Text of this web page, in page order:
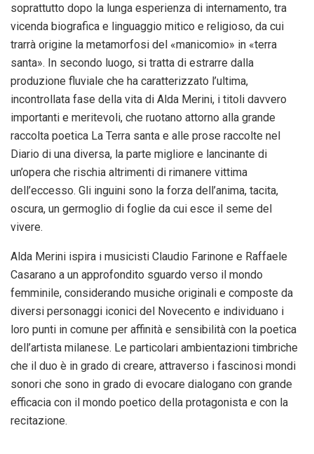
soprattutto dopo la lunga esperienza di internamento, tra
vicenda biografica e linguaggio mitico e religioso, da cui
trarrà origine la metamorfosi del «manicomio» in «terra
santa». In secondo luogo, si tratta di estrarre dalla
produzione fluviale che ha caratterizzato l’ultima,
incontrollata fase della vita di Alda Merini, i titoli davvero
importanti e meritevoli, che ruotano attorno alla grande
raccolta poetica La Terra santa e alle prose raccolte nel
Diario di una diversa, la parte migliore e lancinante di
un’opera che rischia altrimenti di rimanere vittima
dell’eccesso. Gli inguini sono la forza dell’anima, tacita,
oscura, un germoglio di foglie da cui esce il seme del
vivere.
Alda Merini ispira i musicisti Claudio Farinone e Raffaele
Casarano a un approfondito sguardo verso il mondo
femminile, considerando musiche originali e composte da
diversi personaggi iconici del Novecento e individuano i
loro punti in comune per affinità e sensibilità con la poetica
dell’artista milanese. Le particolari ambientazioni timbriche
che il duo è in grado di creare, attraverso i fascinosi mondi
sonori che sono in grado di evocare dialogano con grande
efficacia con il mondo poetico della protagonista e con la
recitazione.